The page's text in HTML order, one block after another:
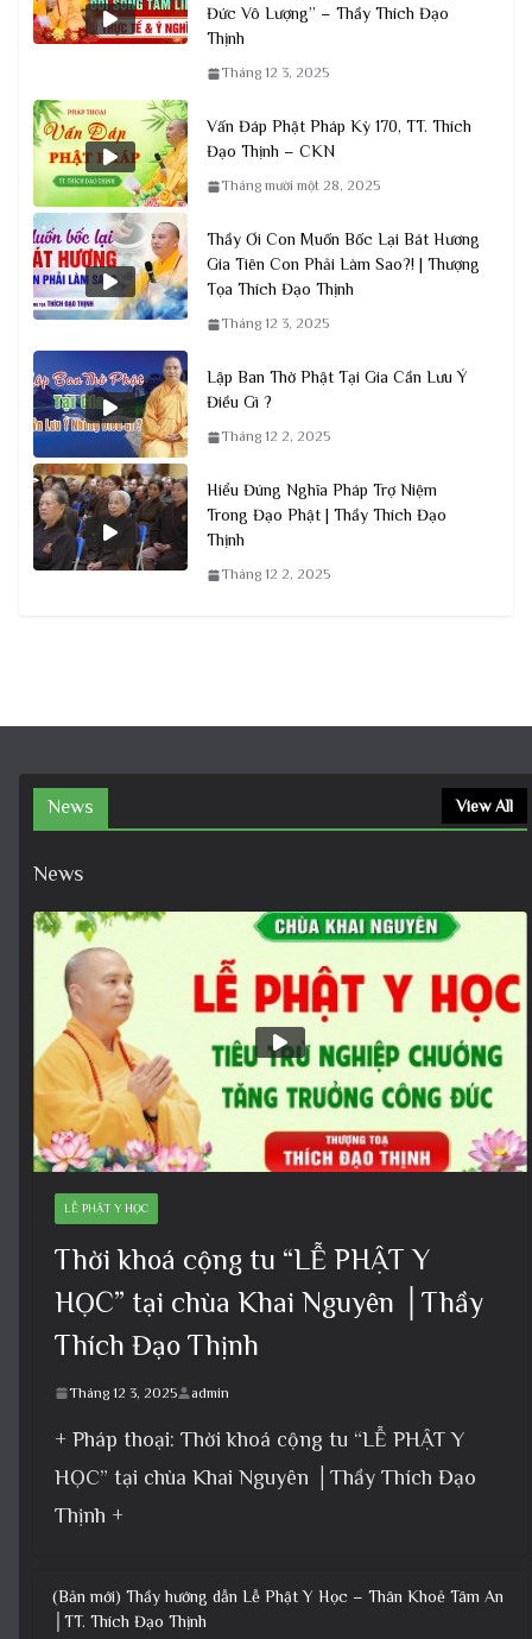
Đức Vô Lượng” – Thầy Thích Đạo
Thịnh
Tháng 12 3, 2025
Vấn Đáp Phật Pháp Kỳ 170, TT. Thích
Đạo Thịnh – CKN
Tháng mười một 28, 2025
Thầy Ơi Con Muốn Bốc Lại Bát Hương
Gia Tiên Con Phải Làm Sao?! | Thượng
Tọa Thích Đạo Thịnh
Tháng 12 3, 2025
Lập Ban Thờ Phật Tại Gia Cần Lưu Ý
Điều Gì ?
Tháng 12 2, 2025
Hiểu Đúng Nghĩa Pháp Trợ Niệm
Trong Đạo Phật | Thầy Thích Đạo
Thịnh
Tháng 12 2, 2025
News View All
News
LỄ PHẬT Y HỌC
Thời khoá cộng tu “LỄ PHẬT Y
HỌC” tại chùa Khai Nguyên │Thầy
Thích Đạo Thịnh
Tháng 12 3, 2025 admin
+ Pháp thoại: Thời khoá cộng tu “LỄ PHẬT Y
HỌC” tại chùa Khai Nguyên │Thầy Thích Đạo
Thịnh +
(Bản mới) Thầy hướng dẫn Lễ Phật Y Học – Thân Khoẻ Tâm An
│TT. Thích Đạo Thịnh